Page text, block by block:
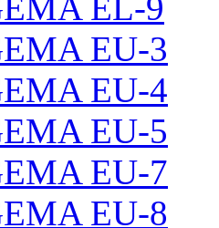
EL-9
EU-3
EU-4
EU-5
EU-7
EU-8